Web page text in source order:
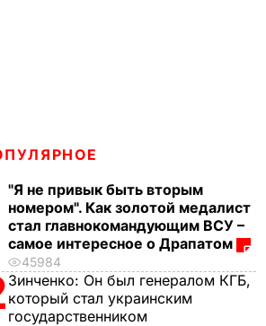
"Я не привык быть вторым
номером". Как золотой медалист
стал главнокомандующим ВСУ –
самое интересное о Драпатом
45984
Зинченко: Он был генералом КГБ,
который стал украинским
государственником